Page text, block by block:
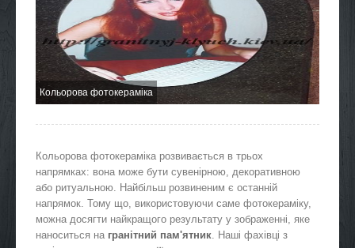
Кольорова фотокераміка
Кольорова фотокераміка розвивається в трьох
напрямках: вона може бути сувенірною, декоративною
або ритуальною. Найбільш розвиненим є останній
напрямок. Тому що, використовуючи саме фотокераміку,
можна досягти найкращого результату у зображенні, яке
наноситься на гранітний пам'ятник. Наші фахівці з